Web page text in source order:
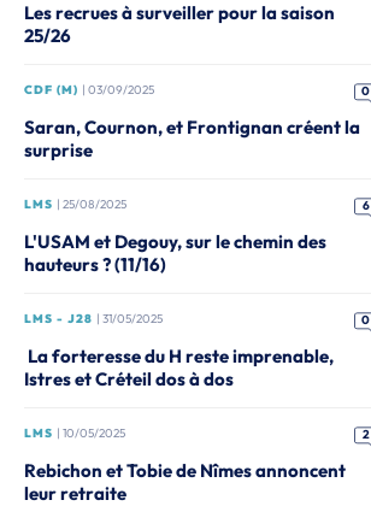
Les recrues à surveiller pour la saison
25/26
CDF (M) | 03/09/2025 0
Saran, Cournon, et Frontignan créent la
surprise
LMS | 25/08/2025 6
L'USAM et Degouy, sur le chemin des
hauteurs ? (11/16)
LMS - J28 | 31/05/2025 0
La forteresse du H reste imprenable,
Istres et Créteil dos à dos
LMS | 10/05/2025 2
Rebichon et Tobie de Nîmes annoncent
leur retraite